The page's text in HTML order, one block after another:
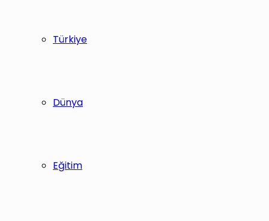
Türkiye
Dünya
Eğitim